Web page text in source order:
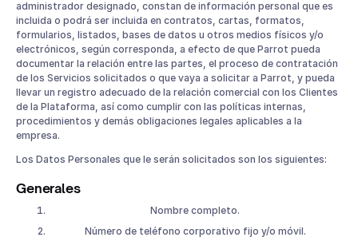
administrador designado, constan de información personal que es
incluida o podrá ser incluida en contratos, cartas, formatos,
formularios, listados, bases de datos u otros medios físicos y/o
electrónicos, según corresponda, a efecto de que Parrot pueda
documentar la relación entre las partes, el proceso de contratación
de los Servicios solicitados o que vaya a solicitar a Parrot, y pueda
llevar un registro adecuado de la relación comercial con los Clientes
de la Plataforma, así como cumplir con las políticas internas,
procedimientos y demás obligaciones legales aplicables a la
empresa.
Los Datos Personales que le serán solicitados son los siguientes:
Generales
Nombre completo.
Número de teléfono corporativo fijo y/o móvil.